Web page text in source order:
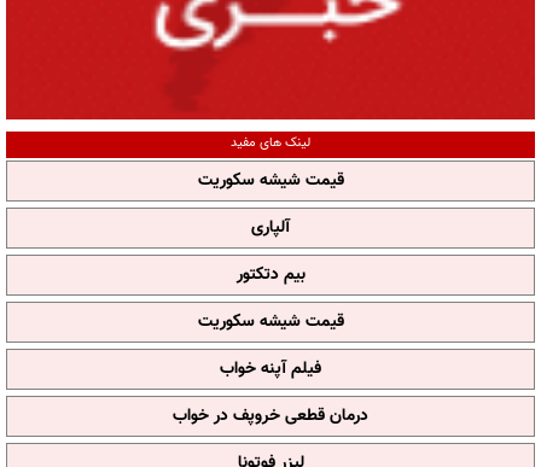
لینک های مفید
قیمت شیشه سکوریت
آلپاری
بیم دتکتور
قیمت شیشه سکوریت
فیلم آپنه خواب
درمان قطعی خروپف در خواب